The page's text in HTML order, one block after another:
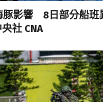
豚影響 8日部分船班
社 CNA